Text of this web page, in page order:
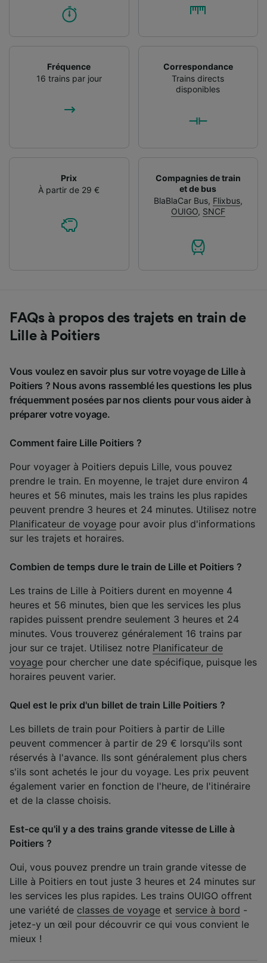
Fréquence
16 trains par jour
Correspondance
Trains directs
disponibles
Prix
À partir de 29 €
Compagnies de train
et de bus
BlaBlaCar Bus, Flixbus,
OUIGO, SNCF
FAQs à propos des trajets en train de
Lille à Poitiers
Vous voulez en savoir plus sur votre voyage de Lille à
Poitiers ? Nous avons rassemblé les questions les plus
fréquemment posées par nos clients pour vous aider à
préparer votre voyage.
Comment faire Lille Poitiers ?
Pour voyager à Poitiers depuis Lille, vous pouvez
prendre le train. En moyenne, le trajet dure environ 4
heures et 56 minutes, mais les trains les plus rapides
peuvent prendre 3 heures et 24 minutes. Utilisez notre
Planificateur de voyage pour avoir plus d'informations
sur les trajets et horaires.
Combien de temps dure le train de Lille et Poitiers ?
Les trains de Lille à Poitiers durent en moyenne 4
heures et 56 minutes, bien que les services les plus
rapides puissent prendre seulement 3 heures et 24
minutes. Vous trouverez généralement 16 trains par
jour sur ce trajet. Utilisez notre Planificateur de
voyage pour chercher une date spécifique, puisque les
horaires peuvent varier.
Quel est le prix d'un billet de train Lille Poitiers ?
Les billets de train pour Poitiers à partir de Lille
peuvent commencer à partir de 29 € lorsqu'ils sont
réservés à l'avance. Ils sont généralement plus chers
s'ils sont achetés le jour du voyage. Les prix peuvent
également varier en fonction de l'heure, de l'itinéraire
et de la classe choisis.
Est-ce qu'il y a des trains grande vitesse de Lille à
Poitiers ?
Oui, vous pouvez prendre un train grande vitesse de
Lille à Poitiers en tout juste 3 heures et 24 minutes sur
les services les plus rapides. Les trains OUIGO offrent
une variété de classes de voyage et service à bord -
jetez-y un œil pour découvrir ce qui vous convient le
mieux !